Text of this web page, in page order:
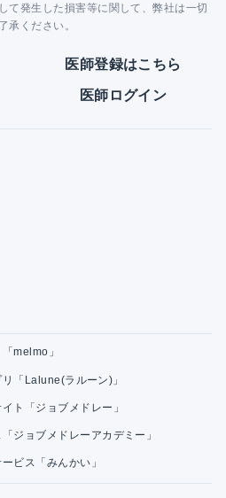
て発生した損害等に関して、弊社は一切
承ください。
医師登録はこちら
医師ログイン
melmo」
「Lalune(ラルーン)」
ト「ジョブメドレー」
ジョブメドレーアカデミー」
ビス「みんかい」